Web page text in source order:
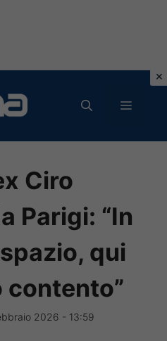
MENU
Ciro
Parigi: “In
qui
contento”
2026 - 13:59